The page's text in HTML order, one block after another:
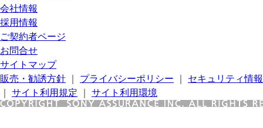
会社情報
採用情報
ご契約者ページ
お問合せ
サイトマップ
販売・勧誘方針
プライバシーポリシー
セキュリティ情報
サイト利用規定 サイト利用環境